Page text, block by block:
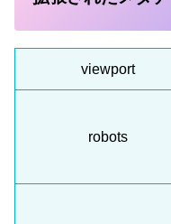
viewport
robots